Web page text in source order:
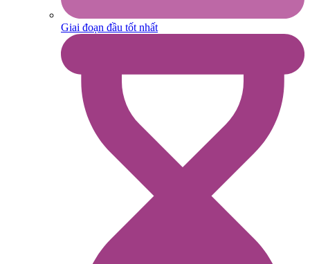
Giai đoạn đầu tốt nhất